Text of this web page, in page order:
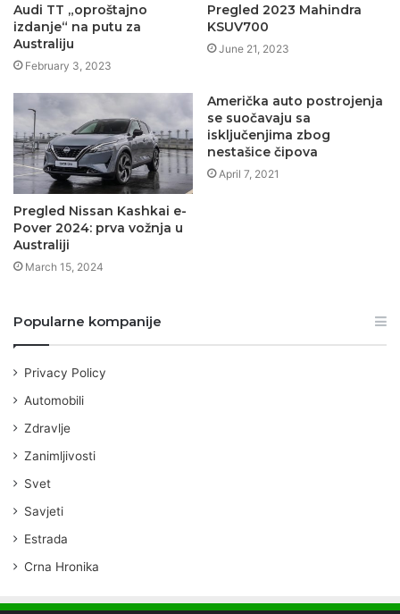
Audi TT „oproštajno
izdanje“ na putu za
Australiju
February 3, 2023
Pregled 2023 Mahindra
KSUV700
June 21, 2023
Pregled Nissan Kashkai e-
Pover 2024: prva vožnja u
Australiji
March 15, 2024
Američka auto postrojenja
se suočavaju sa
isključenjima zbog
nestašice čipova
April 7, 2021
Popularne kompanije
Privacy Policy
Automobili
Zdravlje
Zanimljivosti
Svet
Savjeti
Estrada
Crna Hronika